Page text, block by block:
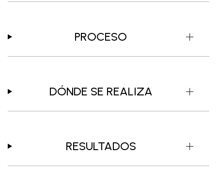
PROCESO
DÓNDE SE REALIZA
RESULTADOS